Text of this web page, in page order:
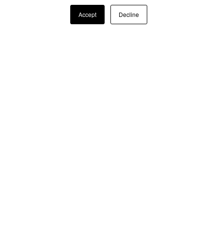
Accept Decline
simplificando el proceso para
operaciones a gran escala.